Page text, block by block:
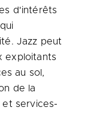
d'intérêts
Jazz peut
exploitants
au sol,
de la
et services-